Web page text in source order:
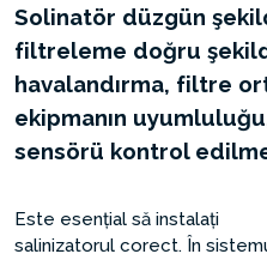
Solinatör düzgün
filtreleme doğru
havalandırma, filtre
ekipmanın
sensörü kontrol
Este esențial să instalați
salinizatorul corect. În